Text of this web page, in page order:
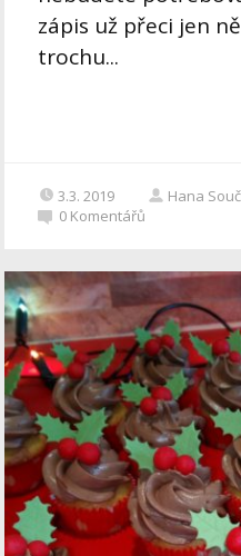
zápis už přeci jen
trochu...
3.3. 2019 Hana
0 Komentářů